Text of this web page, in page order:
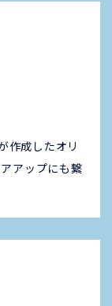
作成したオリ
アップにも繋